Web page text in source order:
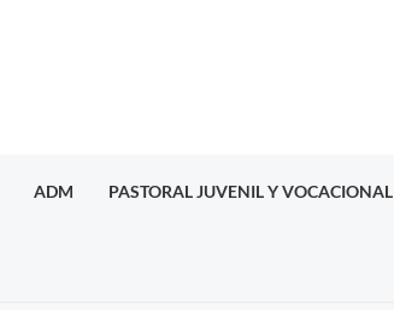
ADM PASTORAL JUVENIL Y VOCACIONAL